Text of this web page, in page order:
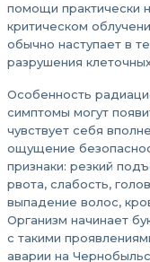
помощи практически
критическом
обычно наступает в
разрушения
Особенность
симптомы могут
чувствует себя
ощущение
признаки: резкий
рвота, слабость,
выпадение волос,
Организм начинает
с такими
аварии на